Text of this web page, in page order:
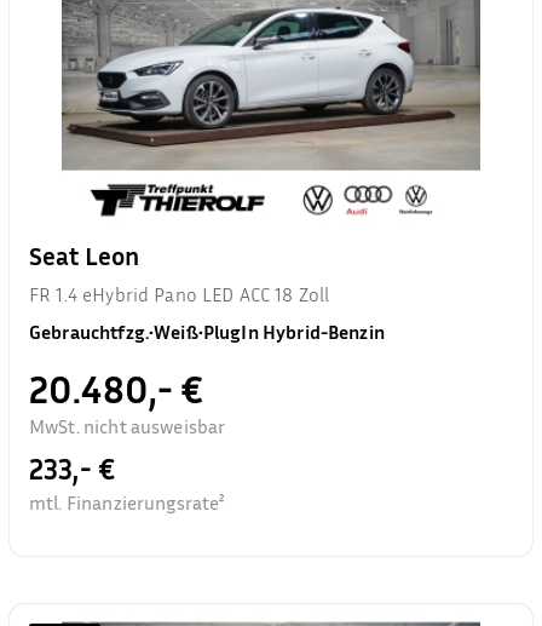
Seat Leon
FR 1.4 eHybrid Pano LED ACC 18 Zoll
Gebrauchtfzg.•Weiß•PlugIn Hybrid-Benzin
20.480,- €
MwSt. nicht ausweisbar
233,- €
mtl. Finanzierungsrate²